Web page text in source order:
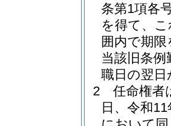
条第1項各
を得て、
囲内で期
当該旧条
職日の翌
2
任命権者
日、令和